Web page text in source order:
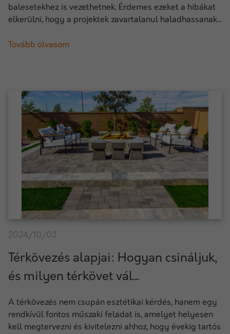
balesetekhez is vezethetnek. Érdemes ezeket a hibákat
elkerülni, hogy a projektek zavartalanul haladhassanak...
Tovább olvasom
2024/10/03
Térkövezés alapjai: Hogyan csináljuk,
és milyen térkövet vál...
A térkövezés nem csupán esztétikai kérdés, hanem egy
rendkívül fontos műszaki feladat is, amelyet helyesen
kell megtervezni és kivitelezni ahhoz, hogy évekig tartós